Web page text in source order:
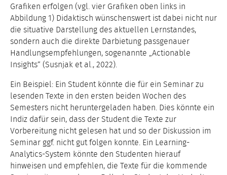
Grafiken erfolgen (vgl. vier Grafiken oben links in
Abbildung 1) Didaktisch wünschenswert ist dabei nicht nur
die situative Darstellung des aktuellen Lernstandes,
sondern auch die direkte Darbietung passgenauer
Handlungsempfehlungen, sogenannte „Actionable
Insights“ (Susnjak et al., 2022).
Ein Beispiel: Ein Student könnte die für ein Seminar zu
lesenden Texte in den ersten beiden Wochen des
Semesters nicht heruntergeladen haben. Dies könnte ein
Indiz dafür sein, dass der Student die Texte zur
Vorbereitung nicht gelesen hat und so der Diskussion im
Seminar ggf. nicht gut folgen konnte. Ein Learning-
Analytics-System könnte den Studenten hierauf
hinweisen und empfehlen, die Texte für die kommende